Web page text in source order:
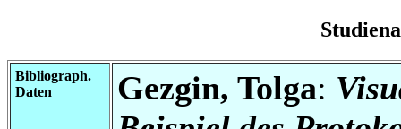
Bibliograph.
Daten
Gezgin, Tolga: